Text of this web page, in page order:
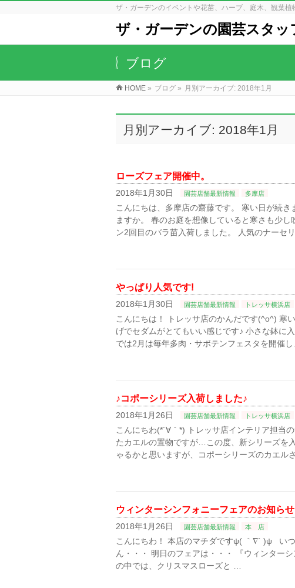
ザ・ガーデンのイベントや花苗、ハーブ、庭木、観葉植
ザ・ガーデンの園芸スタッ
ブログ
HOME » ブログ » 月別アーカイブ: 2018年1月
月別アーカイブ: 2018年1月
ローズフェア開催中。
2018年1月30日 園芸店舗最新情報 多摩店
こんにちは、多摩店の齋藤です。 寒い日が続
ますか。 春のお庭を想像していると寒さも少
ン2回目のバラ苗入荷しました。 人気のナーセ
やっぱり人気です!
2018年1月30日 園芸店舗最新情報 トレッサ横浜店
こんにちは！ トレッサ店のかんだです(^o^) 寒
げでセダムがとてもいい感じです♪ 小さな鉢に
では2月は毎年多肉・サボテンフェスタを開催し
♪コポーシリーズ入荷しました♪
2018年1月26日 園芸店舗最新情報 トレッサ横浜店
こんにちわ(*´∀｀*) トレッサ店インテリア担当
たカエルの置物ですが…この度、新シリーズを
ゃるかと思いますが、コポーシリーズのカエル
ウィンターシンフォニーフェアのお知らせ
2018年1月26日 園芸店舗最新情報 本 店
こんにちわ！ 本店のマチダですψ( ｀∇´ )ψ い
ん・・・ 明日のフェアは・・・ 『ウィンター
の中では、クリスマスローズと …